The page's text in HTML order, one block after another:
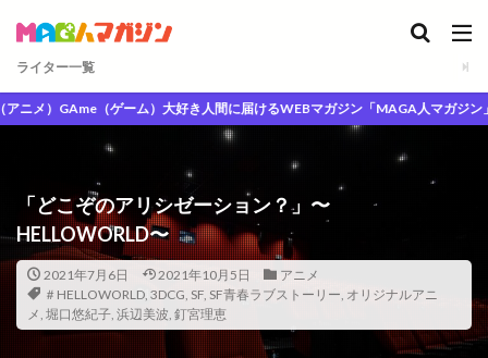
ライター一覧
（ゲーム）大好き人間に届けるWEBマガジン「MAGA人マガジン」
「どこぞのアリシゼーション？」〜
HELLOWORLD〜
2021年7月6日 2021年10月5日
アニメ
＃HELLOWORLD, 3DCG, SF, SF青春ラブストーリー, オリジナルアニ
メ, 堀口悠紀子, 浜辺美波, 釘宮理恵